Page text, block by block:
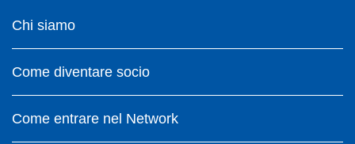
Chi siamo
Come diventare socio
Come entrare nel Network